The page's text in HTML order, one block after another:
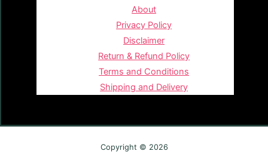
About
Privacy Policy
Disclaimer
Return & Refund Policy
Terms and Conditions
Shipping and Delivery
Copyright © 2026